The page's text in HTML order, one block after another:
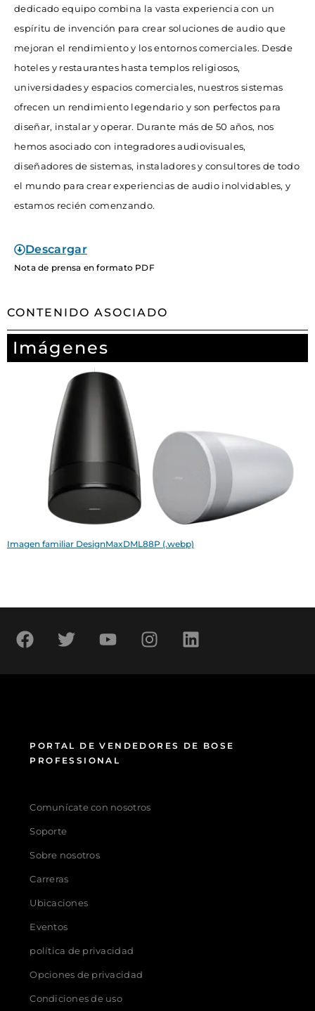
dedicado equipo combina la vasta experiencia con un
espíritu de invención para crear soluciones de audio que
mejoran el rendimiento y los entornos comerciales. Desde
hoteles y restaurantes hasta templos religiosos,
universidades y espacios comerciales, nuestros sistemas
ofrecen un rendimiento legendario y son perfectos para
diseñar, instalar y operar. Durante más de 50 años, nos
hemos asociado con integradores audiovisuales,
diseñadores de sistemas, instaladores y consultores de todo
el mundo para crear experiencias de audio inolvidables, y
estamos recién comenzando.
Descargar
Nota de prensa en formato PDF
CONTENIDO ASOCIADO
Imágenes
Imagen familiar DesignMaxDML88P (.webp)
PORTAL DE VENDEDORES DE BOSE
PROFESSIONAL
Comunícate con nosotros
Soporte
Sobre nosotros
Carreras
Ubicaciones
Eventos
política de privacidad
Opciones de privacidad
Condiciones de uso